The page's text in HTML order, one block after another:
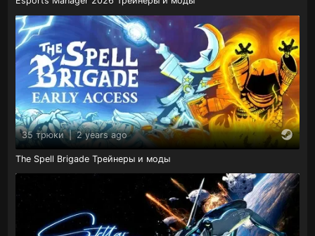
35 трюки | 2 years ago
The Spell Brigade Трейнеры и моды